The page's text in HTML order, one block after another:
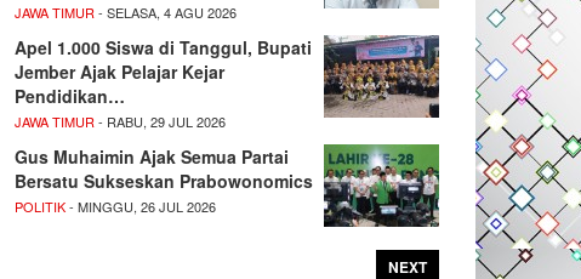
JAWA TIMUR - SELASA, 4 AGU 2026
Apel 1.000 Siswa di Tanggul, Bupati
Jember Ajak Pelajar Kejar
Pendidikan…
JAWA TIMUR - RABU, 29 JUL 2026
Gus Muhaimin Ajak Semua Partai
Bersatu Sukseskan Prabowonomics
POLITIK- MINGGU, 26 JUL 2026
NEXT